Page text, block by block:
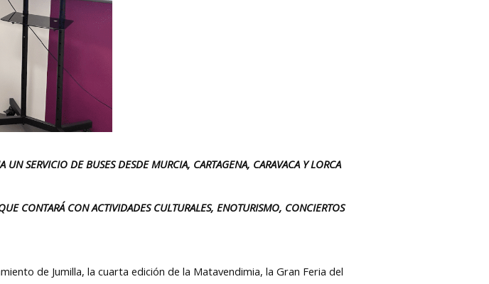
SERVICIO DE BUSES DESDE MURCIA, CARTAGENA, CARAVACA Y LORCA
CONTARÁ CON ACTIVIDADES CULTURALES, ENOTURISMO, CONCIERTOS
de Jumilla, la cuarta edición de la Matavendimia, la Gran Feria del